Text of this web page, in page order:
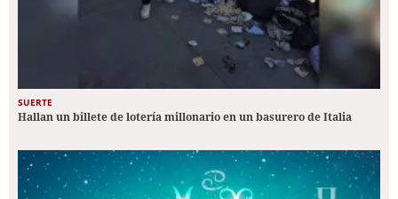
SUERTE
Hallan un billete de lotería millonario en un basurero de Italia